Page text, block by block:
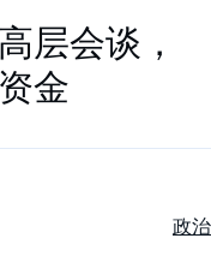
层会谈，
金
政治